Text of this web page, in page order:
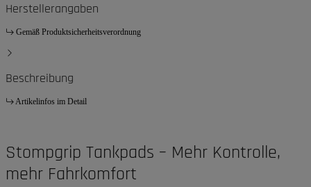
Herstellerangaben
Gemäß Produktsicherheitsverordnung
Beschreibung
Artikelinfos im Detail
Stompgrip Tankpads – Mehr Kontrolle,
mehr Fahrkomfort